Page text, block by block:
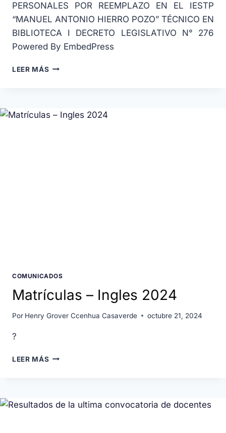
PERSONALES POR REEMPLAZO EN EL IESTP
“MANUEL ANTONIO HIERRO POZO” TÉCNICO EN
BIBLIOTECA I DECRETO LEGISLATIVO N° 276
Powered By EmbedPress
LEER MÁS
COMUNICADOS
Matrículas – Ingles 2024
Por Henry Grover Ccenhua Casaverde octubre 21, 2024
?
LEER MÁS